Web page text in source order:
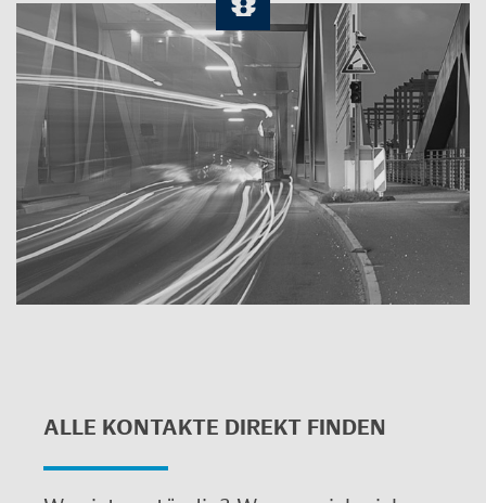
ALLE KON­TAK­TE DI­REKT FIN­DEN